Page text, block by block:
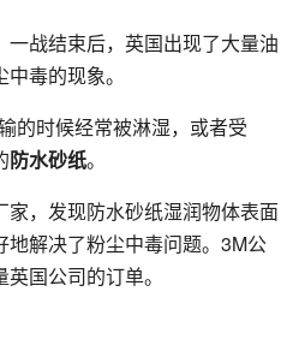
一战结束后，英国出现了大量油
毒的现象。
的时候经常被淋湿，或者受
防水砂纸。
家，发现防水砂纸湿润物体表面
解决了粉尘中毒问题。3M公
国公司的订单。